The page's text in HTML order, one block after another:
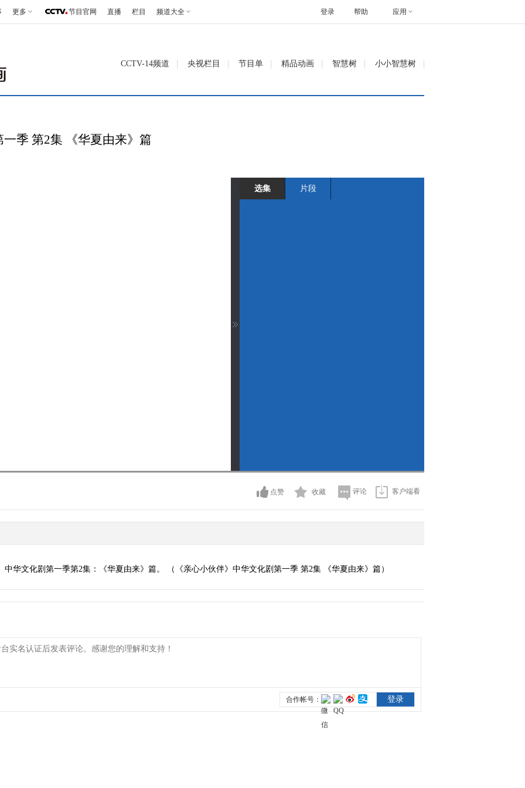
更多 节目官网 直播 栏目 频道大全 帮助 应用
登录
CCTV-14频道 央视栏目 节目单 精品动画 智慧树 小小智慧树
季 第2集 《华夏由来》篇
选集 片段
点赞 收藏 评论 客户端看
华文化剧第一季第2集：《华夏由来》篇。 （《亲心小伙伴》中华文化剧第一季 第2集 《华夏由来》篇）